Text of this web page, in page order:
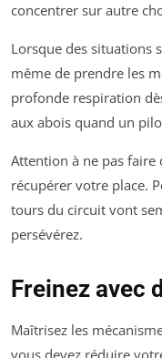
concentrer sur autre
Lorsque des situations
même de prendre les
profonde respiration
aux abois quand un
Attention à ne pas
récupérer votre place.
tours du circuit vont
persévérez.
Freinez avec
Maîtrisez les